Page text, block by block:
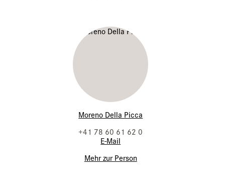
Moreno Della Picca
+41 78 60 61 62 0
E-Mail
Mehr zur Person